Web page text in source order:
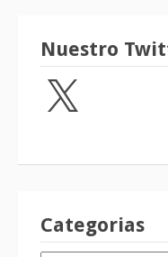
Nuestro
Categorias